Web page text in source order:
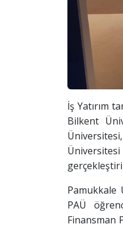
İş Yatırım
Bilkent
Pamukkale
PAÜ
Finansman